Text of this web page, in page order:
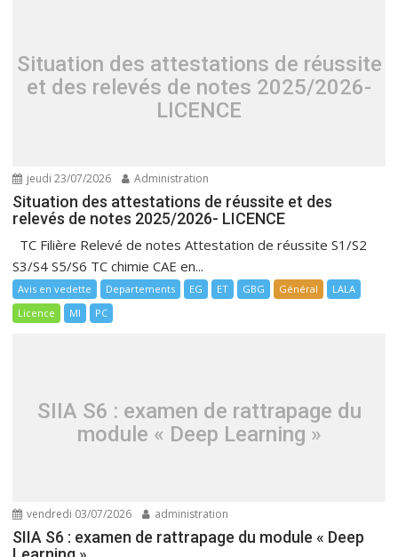
Situation des attestations de réussite
et des relevés de notes 2025/2026-
LICENCE
jeudi 23/07/2026 Administration
Situation des attestations de réussite et des
relevés de notes 2025/2026- LICENCE
TC Filière Relevé de notes Attestation de réussite S1/S2
S3/S4 S5/S6 TC chimie CAE en...
Avis en vedette Departements EG ET GBG Général
LALA
Licence
MI PC
SIIA S6 : examen de rattrapage du
module « Deep Learning »
vendredi 03/07/2026 administration
SIIA S6 : examen de rattrapage du module « Deep